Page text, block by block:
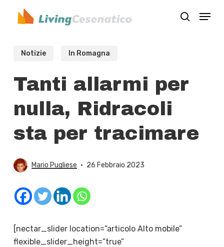
search
Menu
Notizie In Romagna
Tanti allarmi per
nulla, Ridracoli
sta per tracimare
Mario Pugliese 26 Febbraio 2023
[nectar_slider location=”articolo Alto mobile”
flexible_slider_height=”true”